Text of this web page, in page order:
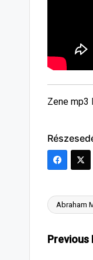
Zene mp3
Tags:
Abraham
Post
Previous